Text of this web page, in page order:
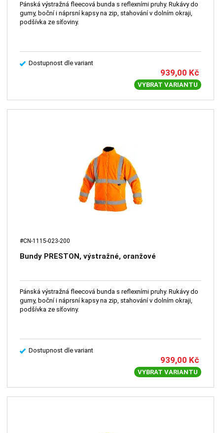
Pánská výstražná fleecová bunda s reflexními pruhy. Rukávy do
gumy, boční i náprsní kapsy na zip, stahování v dolním okraji,
podšívka ze síťoviny.
Dostupnost dle variant
939,00 Kč
VYBRAT VARIANTU
#CN-1115-023-200
Bundy PRESTON, výstražné, oranžové
Pánská výstražná fleecová bunda s reflexními pruhy. Rukávy do
gumy, boční i náprsní kapsy na zip, stahování v dolním okraji,
podšívka ze síťoviny.
Dostupnost dle variant
939,00 Kč
VYBRAT VARIANTU